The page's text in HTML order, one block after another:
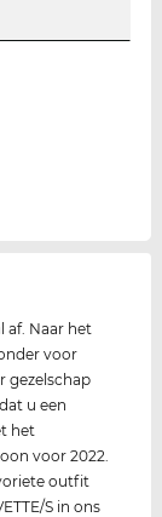
af. Naar het
voor
gezelschap
u een
het
voor 2022.
outfit
S in ons